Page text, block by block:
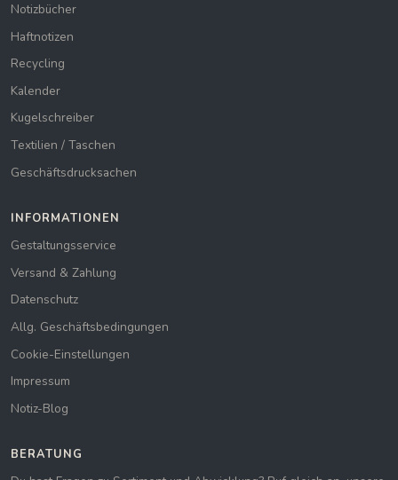
Notizbücher
Haftnotizen
Recycling
Kalender
Kugelschreiber
Textilien / Taschen
Geschäftsdrucksachen
INFORMATIONEN
Gestaltungsservice
Versand & Zahlung
Datenschutz
Allg. Geschäftsbedingungen
Cookie-Einstellungen
Impressum
Notiz-Blog
BERATUNG